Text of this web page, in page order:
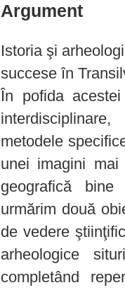
Argument
Istoria şi
succese în
În pofida
metodele
unei imagini mai
geografică bine
urmărim două
de vedere
arheologice
completând